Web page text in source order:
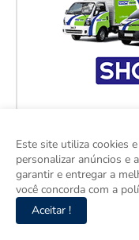
Este site utiliza cookies
personalizar anúncios e
garantir e entregar a
você concorda com a
Aceitar !